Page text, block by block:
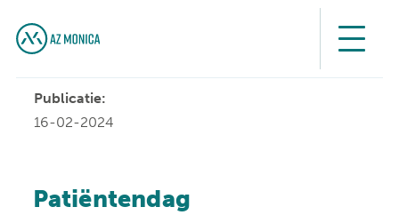
Patiëntendag
Publicatie:
16-02-2024